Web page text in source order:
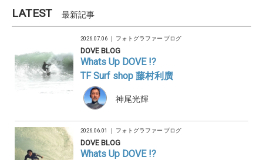
LATEST 最新記事
2026.07.06 ｜ フォトグラファー ブログ
DOVE BLOG
Whats Up DOVE !?
TF Surf shop 藤村利廣
神尾光輝
2026.06.01 ｜ フォトグラファー ブログ
DOVE BLOG
Whats Up DOVE !?